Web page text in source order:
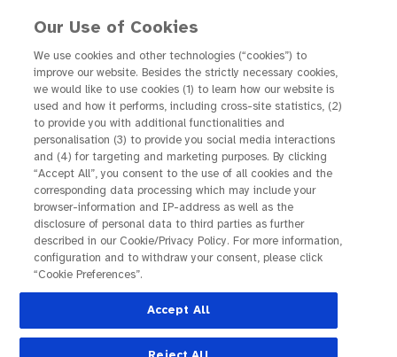
Startseite Erfahrungsbericht Renate (DMÖ)
Netzhauttrocknung: Für
mehr klare Augenblicke
Our Use of Cookies
We use cookies and other technologies (“cookies”) to
improve our website. Besides the strictly necessary cookies,
we would like to use cookies (1) to learn how our website is
used and how it performs, including cross-site statistics, (2)
to provide you with additional functionalities and
personalisation (3) to provide you social media interactions
and (4) for targeting and marketing purposes. By clicking
“Accept All”, you consent to the use of all cookies and the
corresponding data processing which may include your
browser-information and IP-address as well as the
disclosure of personal data to third parties as further
described in our Cookie/Privacy Policy. For more information,
configuration and to withdraw your consent, please click
“Cookie Preferences”.
Accept All